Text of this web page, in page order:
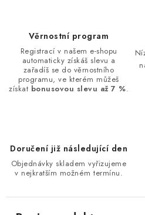
Věrnostní program
Registrací v našem e-shopu
automaticky získáš slevu a
zařadíš se do věrnostního
programu, ve kterém můžeš
získat bonusovou slevu až 7 %.
Doručení již následující den
Objednávky skladem vyřizujeme
v nejkratším možném termínu.